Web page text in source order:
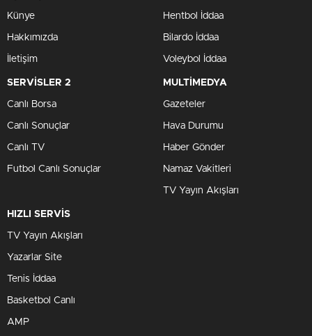
Künye
Hakkımızda
İletişim
Hentbol İddaa
Bilardo İddaa
Voleybol İddaa
SERVİSLER 2
Canlı Borsa
Canlı Sonuçlar
Canlı TV
Futbol Canlı Sonuçlar
MULTİMEDYA
Gazeteler
Hava Durumu
Haber Gönder
Namaz Vakitleri
TV Yayın Akışları
HIZLI SERVİS
TV Yayın Akışları
Yazarlar Site
Tenis İddaa
Basketbol Canlı
AMP